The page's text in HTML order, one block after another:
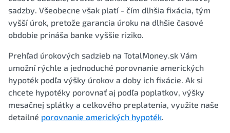
sadzby. Všeobecne však platí - čím dlhšia fixácia, tým
vyšší úrok, pretože garancia úroku na dlhšie časové
obdobie prináša banke vyššie riziko.
Prehľad úrokových sadzieb na TotalMoney.sk Vám
umožní rýchle a jednoduché porovnanie amerických
hypoték podľa výšky úrokov a doby ich fixácie. Ak si
chcete hypotéky porovnať aj podľa poplatkov, výšky
mesačnej splátky a celkového preplatenia, využite naše
detailné porovnanie amerických hypoték.